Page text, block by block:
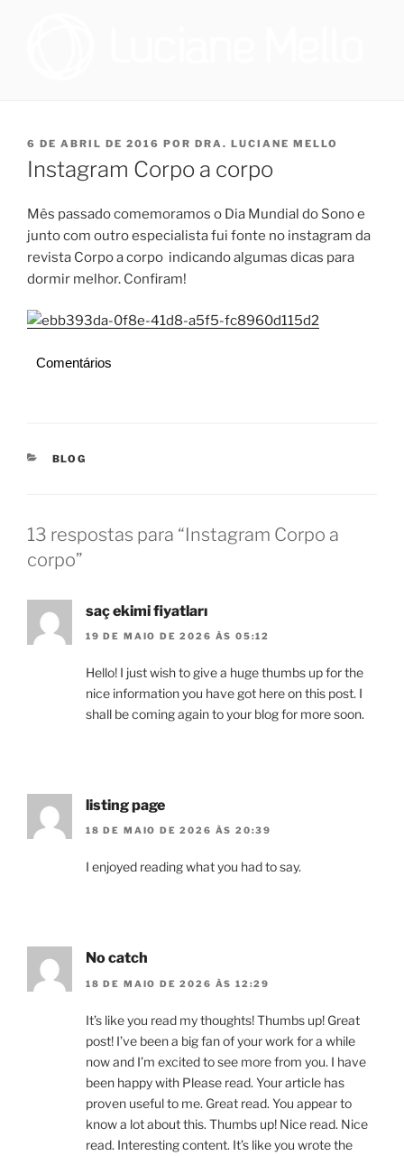
DE JANEIRO | DRA. LUCIANE
DE FIGUEIREDO MELLO
promover melhoria à qualidade de vida dos pacientes que
PUBLICADO
EM
6 DE ABRIL DE 2016 POR DRA. LUCIANE MELLO
Instagram Corpo a corpo
Mês passado comemoramos o Dia Mundial do Sono e
junto com outro especialista fui fonte no instagram da
revista Corpo a corpo indicando algumas dicas para
dormir melhor. Confiram!
Comentários
CATEGORIAS
BLOG
13 respostas para “Instagram Corpo a
corpo”
saç ekimi fiyatları
19 DE MAIO DE 2026 ÀS 05:12
Hello! I just wish to give a huge thumbs up for the
nice information you have got here on this post. I
shall be coming again to your blog for more soon.
listing page
18 DE MAIO DE 2026 ÀS 20:39
I enjoyed reading what you had to say.
No catch
18 DE MAIO DE 2026 ÀS 12:29
It’s like you read my thoughts! Thumbs up! Great
post! I’ve been a big fan of your work for a while
now and I’m excited to see more from you. I have
been happy with Please read. Your article has
proven useful to me. Great read. You appear to
know a lot about this. Thumbs up! Nice read. Nice
read. Interesting content. It’s like you wrote the